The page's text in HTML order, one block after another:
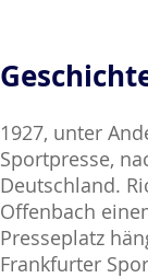
1927, unter
Sportpresse,
Deutschland.
Offenbach
Presseplatz
Frankfurter